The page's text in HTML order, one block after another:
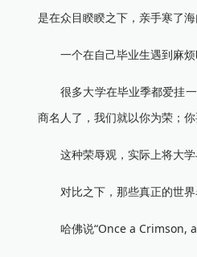
是在众目睽睽之下，亲手寒了海
一个在自己毕业生遇到麻烦
很多大学在毕业季都爱挂一
商名人了，我们就以你为荣；
这种荣辱观，实际上将大学
对比之下，那些真正的世界
哈佛说“Once a Crimson,